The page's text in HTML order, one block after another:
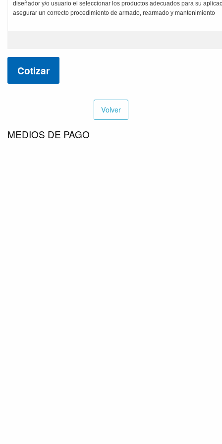
diseñador y/o usuario el seleccionar los productos adecuados para su
asegurar un correcto procedimiento de armado, rearmado y mantenimiento
Cotizar
Volver
MEDIOS DE PAGO